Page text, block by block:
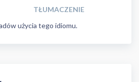
TŁUMACZENIE
użycia tego idiomu.